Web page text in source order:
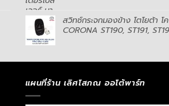
สวิทช์กระจกมองข้าง โตโยต้า โ
CORONA ST190, ST191,
แผนที่ร้าน เลิศโสภณ ออโต้พาร์ท